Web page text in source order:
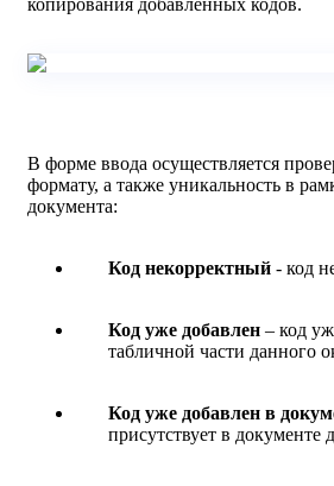
копирования добавленных кодов.
В форме ввода осуществляется
формату, а также уникальность в
документа:
Код некорректный - код
Код уже добавлен – код
табличной части данного
Код уже добавлен в
присутствует в документе